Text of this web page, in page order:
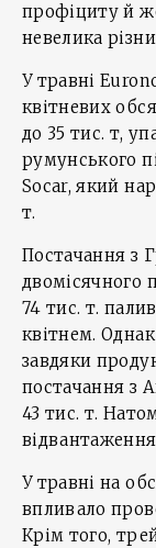
профіциту й
невелика
У травні
квітневих
до 35 тис. т,
румунського
Socar, який
т.
Постачання з
двомісячного
74 тис. т.
квітнем.
завдяки
постачання з
43 тис. т.
відвантаження
У травні на
впливало
Крім того,